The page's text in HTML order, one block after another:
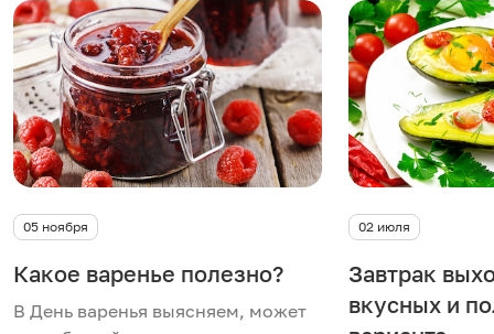
05 ноября
Какое варенье полезно?
В День варенья выясняем, может
02 июля
Завтрак
вкусных и